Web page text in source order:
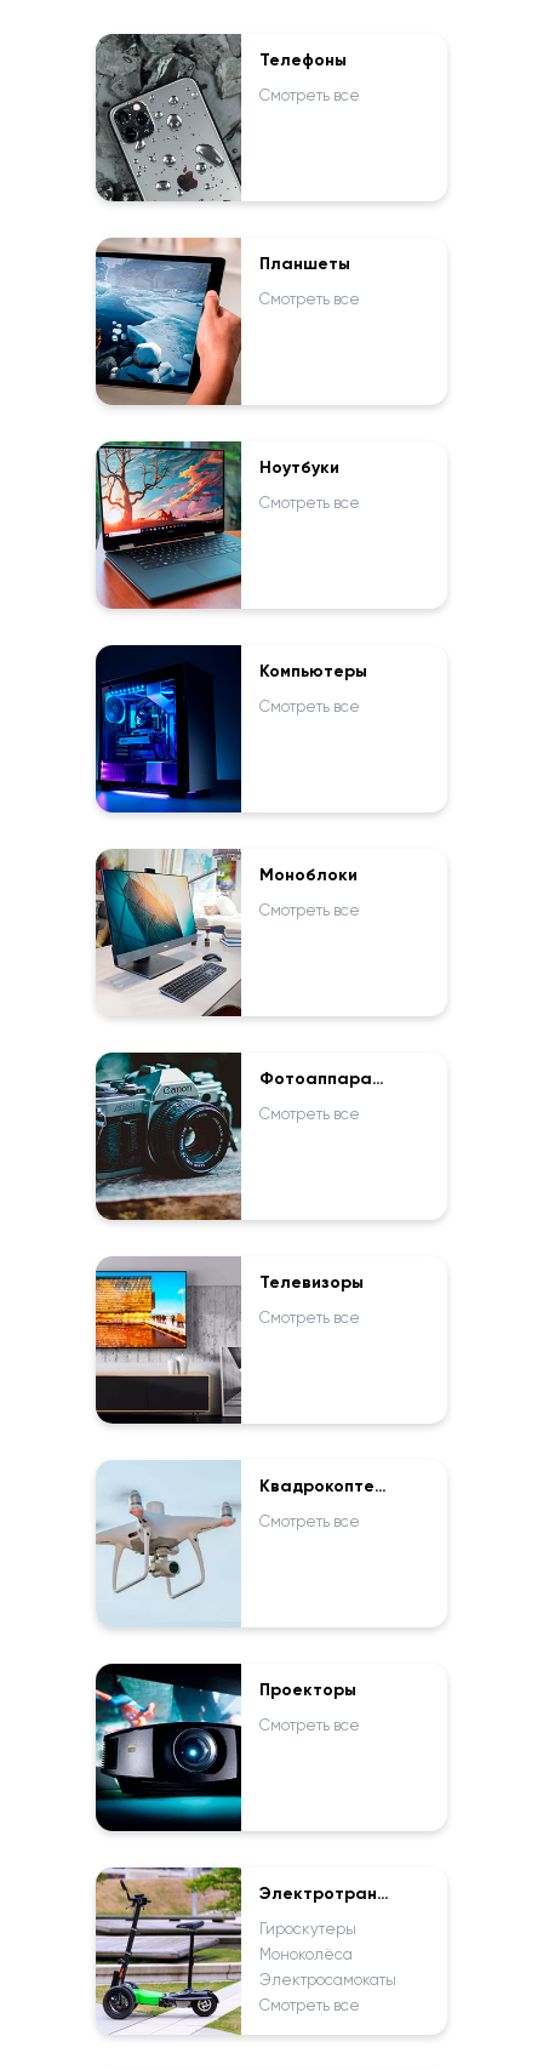
Телефоны
Смотреть все
Планшеты
Смотреть все
Ноутбуки
Смотреть все
Компьютеры
Смотреть все
Моноблоки
Смотреть все
Фотоаппараты
Смотреть все
Телевизоры
Смотреть все
Квадрокоптеры
Смотреть все
Проекторы
Смотреть все
Электротранспорт
Гироскутеры
Моноколёса
Электросамокаты
Смотреть все